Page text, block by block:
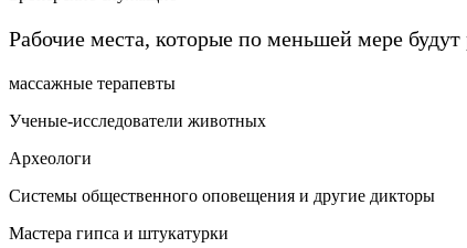
Рабочие места, которые по меньшей мере
массажные терапевты
Ученые-исследователи животных
Археологи
Системы общественного оповещения и другие дикторы
Мастера гипса и штукатурки